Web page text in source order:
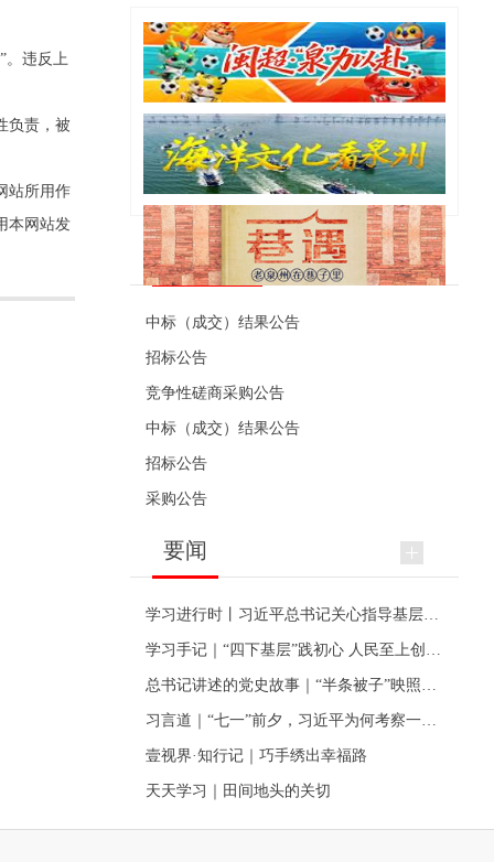
。违反上
负责，被
站所用作
本网站发
便民资讯
中标（成交）结果公告
招标公告
竞争性磋商采购公告
中标（成交）结果公告
招标公告
采购公告
要闻
壹视界·知行记｜巧手绣出幸福路
天天学习｜田间地头的关切